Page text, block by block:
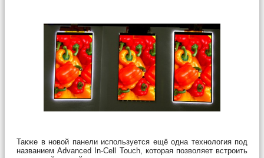
Также в новой панели используется ещё одна технология под
названием Advanced In-Cell Touch, которая позволяет встроить